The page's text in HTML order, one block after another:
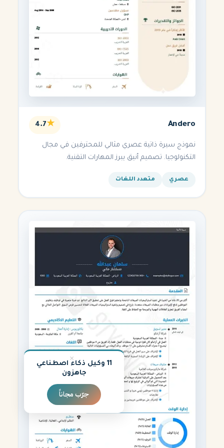
Andero
★
4.7
نموذج سيرة ذاتية عصري مثالي للمحترفين في مجال
التكنولوجيا. تصميم أنيق يبرز المهارات التقنية.
عصري متعدد اللغات
×
11 وكيل ذكاء اصطناعي
جاهزون
جرّب مجاناً